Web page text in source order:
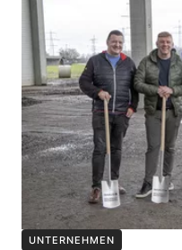
UNTERNEHMEN